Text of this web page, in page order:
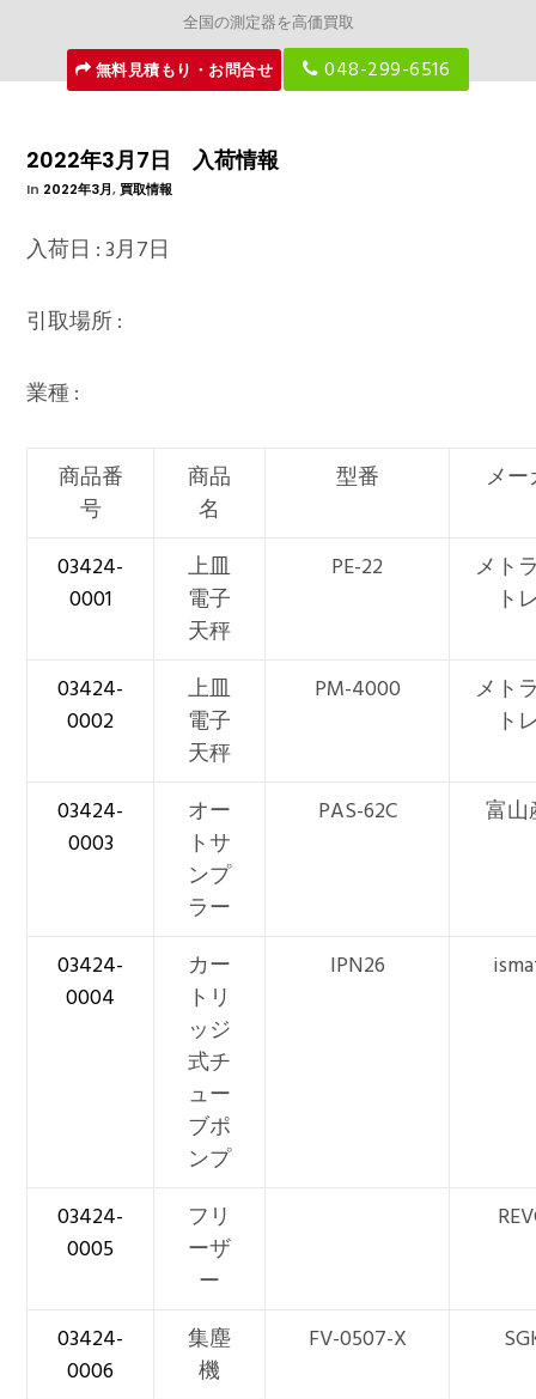
全国の測定器を高価買取
無料見積もり・お問合せ
048-299-6516
2022年3月7日 入荷情報
In 2022年3月,買取情報
入荷日 : 3月7日
引取場所 :
業種 :
商品番
号
商品
名
型番 メ
03424-
0001
上皿
電子
天秤
PE-22
メト
ト
03424-
0002
上皿
電子
天秤
PM-4000
メト
ト
03424-
0003
オー
トサ
ンプ
ラー
PAS-62C 富
03424-
0004
カー
トリ
ッジ
式チ
ュー
ブポ
ンプ
IPN26
03424-
0005
フリ
ーザ
ー
03424-
0006
集塵
機
FV-0507-X